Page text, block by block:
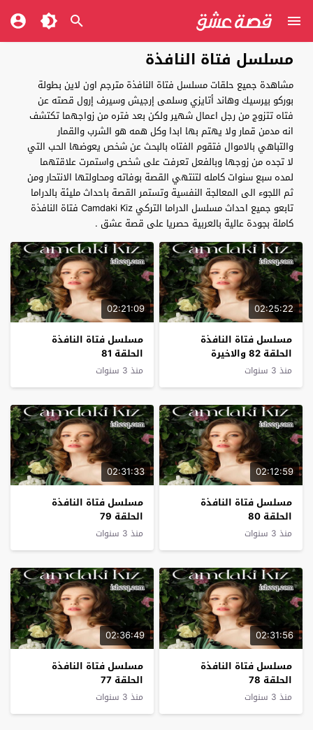
مسلسل فتاة النافذة
مشاهدة جميع حلقات مسلسل فتاة النافذة مترجم اون لاين بطولة
بوركو بيرسيك وهاند أتايزي وسلمى إرجيش وسيرف إرول قصته عن
فتاه تتزوج من رجل اعمال شهير ولكن بعد فتره من زواجهما تكتشف
انه مدمن قمار ولا يهتم بها ابدا وكل همه هو الشرب والقمار
والتباهي بالاموال فتقوم الفتاه بالبحث عن شخص يعوضها الحب التي
لا تجده من زوجها وبالفعل تعرفت على شخص واستمرت علاقتهما
لمده سبع سنوات كامله لتنتهي القصة بوفاته ومحاولتها الانتحار ومن
ثم اللجوء الى المعالجة النفسية وتستمر القصة باحداث مليئة بالدراما
تابعو جميع احداث مسلسل الدراما التركي Camdaki Kiz فتاة النافذة
كاملة بجودة عالية بالعربية حصريا على قصة عشق .
02:25:22
مسلسل فتاة النافذة
الحلقة 82 والاخيرة
منذ 3 سنوات
02:21:09
مسلسل فتاة النافذة
الحلقة 81
منذ 3 سنوات
02:12:59
مسلسل فتاة النافذة
الحلقة 80
منذ 3 سنوات
02:31:33
مسلسل فتاة النافذة
الحلقة 79
منذ 3 سنوات
02:31:56
مسلسل فتاة النافذة
الحلقة 78
منذ 3 سنوات
02:36:49
مسلسل فتاة النافذة
الحلقة 77
منذ 3 سنوات